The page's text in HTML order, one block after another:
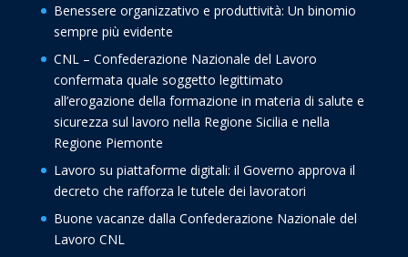
Benessere organizzativo e produttività: Un binomio
sempre più evidente
CNL – Confederazione Nazionale del Lavoro
confermata quale soggetto legittimato
all’erogazione della formazione in materia di salute e
sicurezza sul lavoro nella Regione Sicilia e nella
Regione Piemonte
Lavoro su piattaforme digitali: il Governo approva il
decreto che rafforza le tutele dei lavoratori
Buone vacanze dalla Confederazione Nazionale del
Lavoro CNL